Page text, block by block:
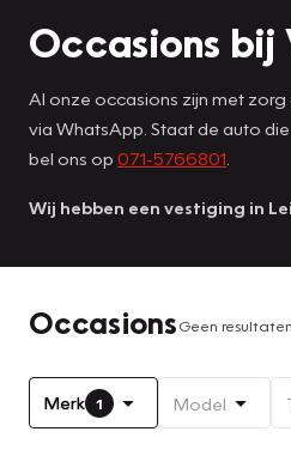
Occasions bij
Al onze occasions zijn met
via WhatsApp. Staat de auto
bel ons op 071-5766801
Wij hebben een vestiging in
OccasionsGeen resultaten
Merk 1 Model